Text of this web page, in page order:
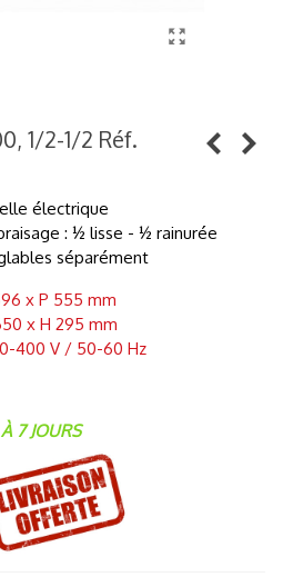
1/2-1/2 Réf.
électrique
: ½ lisse - ½ rainurée
séparément
x P 555 mm
x H 295 mm
400 V / 50-60 Hz
7 JOURS